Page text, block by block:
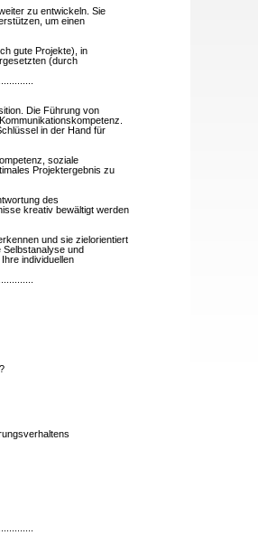
zu entwickeln. Sie
um einen
gute Projekte), in
(durch
Die Führung von
in der Hand für
soziale
Projektergebnis zu
des
kreativ bewältigt werden
und sie zielorientiert
Selbstanalyse und
individuellen